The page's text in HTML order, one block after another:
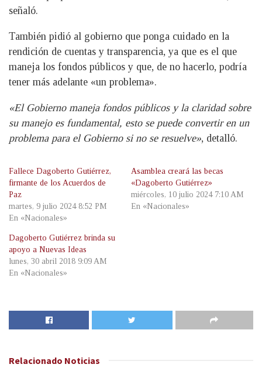
señaló.
También pidió al gobierno que ponga cuidado en la
rendición de cuentas y transparencia, ya que es el que
maneja los fondos públicos y que, de no hacerlo, podría
tener más adelante «un problema».
«El Gobierno maneja fondos públicos y la claridad sobre
su manejo es fundamental, esto se puede convertir en un
problema para el Gobierno si no se resuelve», detalló.
Fallece Dagoberto Gutiérrez,
firmante de los Acuerdos de
Paz
martes, 9 julio 2024 8:52 PM
En «Nacionales»
Asamblea creará las becas
«Dagoberto Gutiérrez»
miércoles, 10 julio 2024 7:10 AM
En «Nacionales»
Dagoberto Gutiérrez brinda su
apoyo a Nuevas Ideas
lunes, 30 abril 2018 9:09 AM
En «Nacionales»
Relacionado Noticias